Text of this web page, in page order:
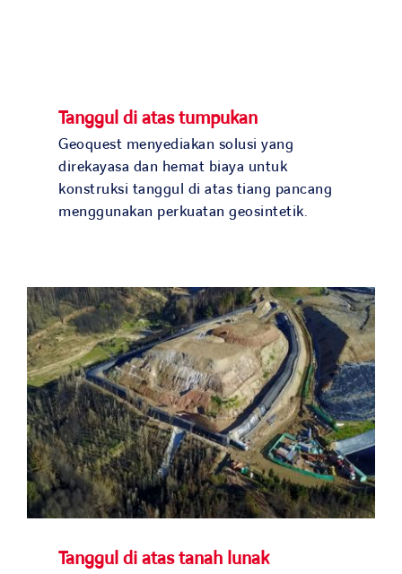
Tanggul di atas tumpukan
Geoquest menyediakan solusi yang
direkayasa dan hemat biaya untuk
konstruksi tanggul di atas tiang pancang
menggunakan perkuatan geosintetik.
Tanggul di atas tanah lunak